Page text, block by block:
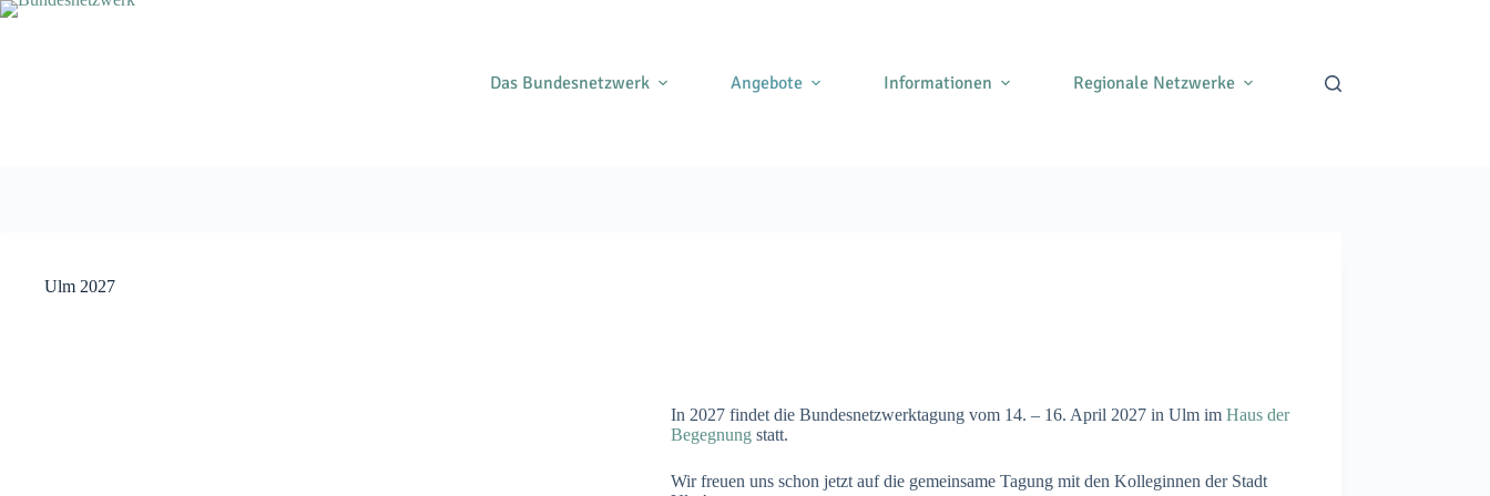
Zum
Das Bundesnetzwerk Angebote Informationen Regionale Netzwerke
Ulm 2027
In 2027 findet die Bundesnetzwerktagung vom 14. – 16. April 2027 in Ulm im Haus der
Begegnungstatt.
Wir freuen uns schon jetzt auf die gemeinsame Tagung mit den Kolleginnen der Stadt